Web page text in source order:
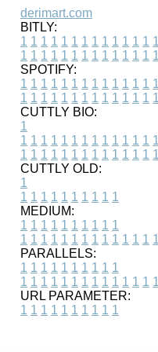
derimart.com
BITLY:
1 1 1 1 1 1 1 1 1 1 1 1 1 1
1 1 1 1 1 1 1 1 1 1 1 1 1 1
SPOTIFY:
1 1 1 1 1 1 1 1 1 1 1 1 1 1
1 1 1 1 1 1 1 1 1 1 1 1 1 1
CUTTLY BIO:
1
1 1 1 1 1 1 1 1 1 1 1 1 1 1
1 1 1 1 1 1 1 1 1 1 1 1 1 1
CUTTLY OLD:
1
1 1 1 1 1 1 1 1 1 1
MEDIUM:
1 1 1 1 1 1 1 1 1 1
1 1 1 1 1 1 1 1 1 1 1 1 1 1
PARALLELS:
1 1 1 1 1 1 1 1 1 1
1 1 1 1 1 1 1 1 1 1 1 1 1 1
URL PARAMETER:
1 1 1 1 1 1 1 1 1 1